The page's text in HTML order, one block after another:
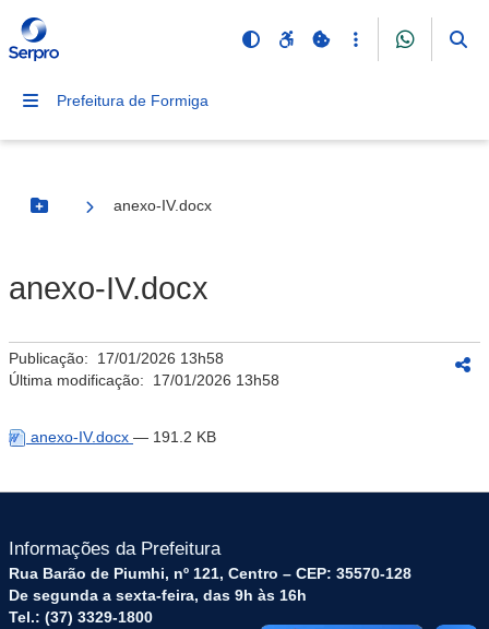
Prefeitura de Formiga
Botão Menu
anexo-IV.docx
anexo-IV.docx
Publicação: 17/01/2026 13h58
Última modificação: 17/01/2026 13h58
anexo-IV.docx — 191.2 KB
Informações da Prefeitura
Rua Barão de Piumhi, nº 121, Centro – CEP: 35570-128
De segunda a sexta-feira, das 9h às 16h
Tel.: (37) 3329-1800